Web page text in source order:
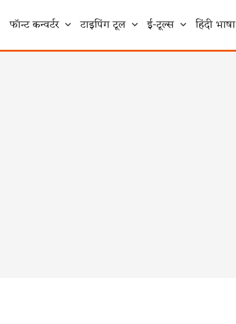
फॉन्ट कन्वर्टर टाइपिंग टूल ई-टूल्स हिंदी भाषा